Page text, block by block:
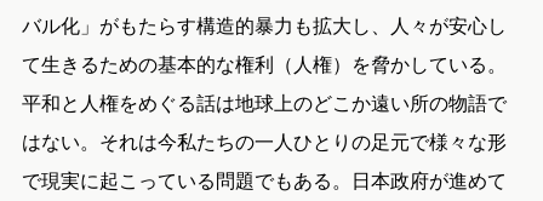
バル化」がもたらす構造的暴力も拡大し、人々が安心し
て生きるための基本的な権利（人権）を脅かしている。
平和と人権をめぐる話は地球上のどこか遠い所の物語で
はない。それは今私たちの一人ひとりの足元で様々な形
で現実に起こっている問題でもある。日本政府が進めて